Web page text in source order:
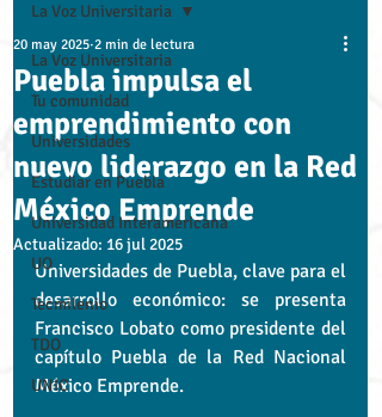
La Voz Universitaria
Tu comunidad
Universidades
Estudiar en Puebla
Universidad Interamericana
UO
Tecmilenio
TDO
UNIC
La Voz Universitaria
Puebla impulsa el
emprendimiento con
nuevo liderazgo en la Red
México Emprende
20 may 2025 2 min de lectura
Actualizado: 16 jul 2025
Universidades de Puebla, clave para el
desarrollo económico: se presenta
Francisco Lobato como presidente del
capítulo Puebla de la Red Nacional
México Emprende.